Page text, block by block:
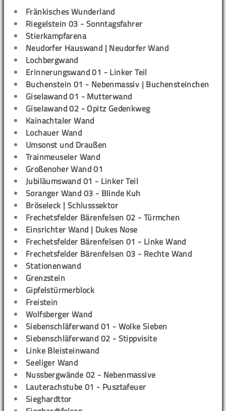
Fränkisches Wunderland
Riegelstein 03 - Sonntagsfahrer
Stierkampfarena
Neudorfer Hauswand | Neudorfer Wand
Lochbergwand
Erinnerungswand 01 - Linker Teil
Buchenstein 01 - Nebenmassiv | Buchensteinchen
Giselawand 01 - Mutterwand
Giselawand 02 - Opitz Gedenkweg
Kainachtaler Wand
Lochauer Wand
Umsonst und Draußen
Trainmeuseler Wand
Großenoher Wand 01
Jubiläumswand 01 - Linker Teil
Soranger Wand 03 - Blinde Kuh
Bröseleck | Schlusssektor
Frechetsfelder Bärenfelsen 02 - Türmchen
Einsrichter Wand | Dukes Nose
Frechetsfelder Bärenfelsen 01 - Linke Wand
Frechetsfelder Bärenfelsen 03 - Rechte Wand
Stationenwand
Grenzstein
Gipfelstürmerblock
Freistein
Wolfsberger Wand
Siebenschläferwand 01 - Wolke Sieben
Siebenschläferwand 02 - Stippvisite
Linke Bleisteinwand
Seeliger Wand
Nussbergwände 02 - Nebenmassive
Lauterachstube 01 - Pusztafeuer
Sieghardttor